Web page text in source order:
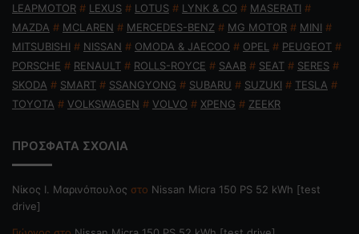
LEAPMOTOR # LEXUS # LOTUS # LYNK & CO # MASERATI #
MAZDA # MCLAREN # MERCEDES-BENZ # MG MOTOR # MINI #
MITSUBISHI # NISSAN # OMODA & JAECOO # OPEL # PEUGEOT #
PORSCHE # RENAULT # ROLLS-ROYCE # SAAB # SEAT # SERES #
SKODA # SMART # SSANGYONG # SUBARU # SUZUKI # TESLA #
TOYOTA # VOLKSWAGEN # VOLVO # XPENG # ZEEKR
ΠΡΟΣΦΑΤΑ ΣΧΟΛΙΑ
Nίκος Ι. Mαρινόπουλος στο Nissan Micra 150 PS 52 kWh [test
drive]